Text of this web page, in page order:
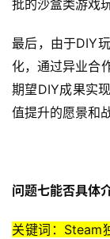
批的沙盒类游戏
最后，由于DIY
化，通过异业合
期望DIY成果实
值提升的愿景和战
问题七能否具体
关键词：Steam